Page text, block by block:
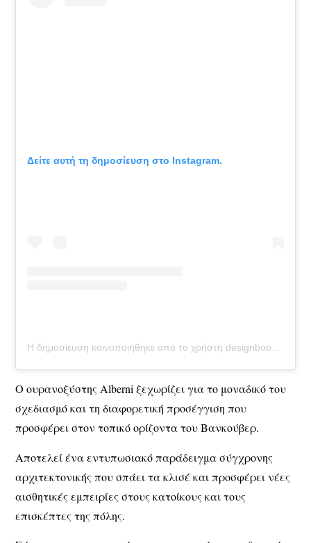
Δείτε αυτή τη δημοσίευση στο Instagram.
Ο ουρανοξύστης Alberni ξεχωρίζει για το μοναδικό του
σχεδιασμό και τη διαφορετική προσέγγιση που
προσφέρει στον τοπικό ορίζοντα του Βανκούβερ.
Αποτελεί ένα εντυπωσιακό παράδειγμα σύγχρονης
αρχιτεκτονικής που σπάει τα κλισέ και προσφέρει νέες
αισθητικές εμπειρίες στους κατοίκους και τους
επισκέπτες της πόλης.